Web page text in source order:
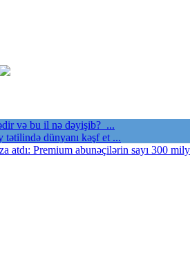
və bu il nə dəyişib? ...
dünyanı kəşf et ...
atdı: Premium abunəçilərin sayı 300